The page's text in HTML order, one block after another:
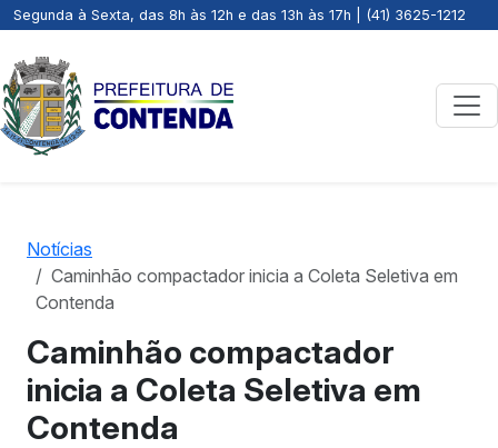
Segunda à Sexta, das 8h às 12h e das 13h às 17h | (41) 3625-1212
Notícias
Caminhão compactador inicia a Coleta Seletiva em
Contenda
Caminhão compactador
inicia a Coleta Seletiva em
Contenda